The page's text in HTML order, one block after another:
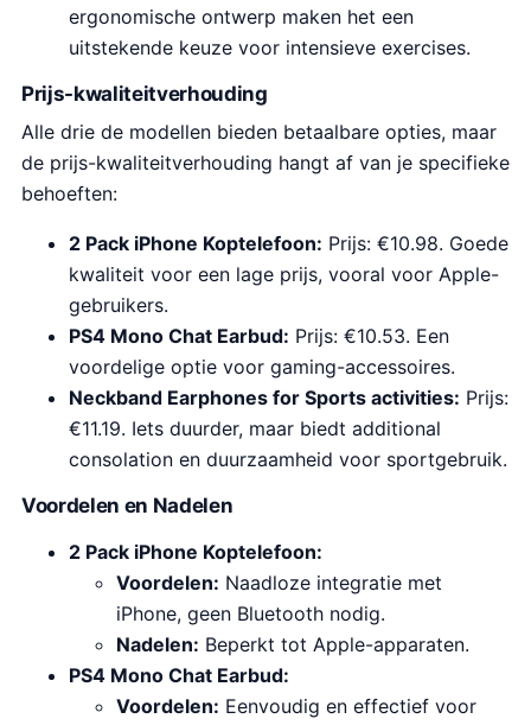
ergonomische ontwerp maken het een
uitstekende keuze voor intensieve exercises.
Prijs-kwaliteitverhouding
Alle drie de modellen bieden betaalbare opties, maar
de prijs-kwaliteitverhouding hangt af van je specifieke
behoeften:
2 Pack iPhone Koptelefoon: Prijs: €10.98. Goede
kwaliteit voor een lage prijs, vooral voor Apple-
gebruikers.
PS4 Mono Chat Earbud: Prijs: €10.53. Een
voordelige optie voor gaming-accessoires.
Neckband Earphones for Sports activities: Prijs:
€11.19. Iets duurder, maar biedt additional
consolation en duurzaamheid voor sportgebruik.
Voordelen en Nadelen
2 Pack iPhone Koptelefoon:
Voordelen: Naadloze integratie met
iPhone, geen Bluetooth nodig.
Nadelen: Beperkt tot Apple-apparaten.
PS4 Mono Chat Earbud:
Voordelen: Eenvoudig en effectief voor